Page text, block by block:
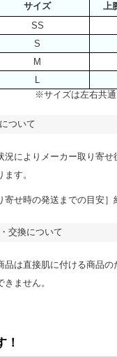
サイズ
上
SS
S
M
L
※サイズは左右共通
ついて
況によりメーカー取り寄せ
ます。
寄せ時の発送までの目安］
交換について
品は直接肌に付ける商品の
きません。
！